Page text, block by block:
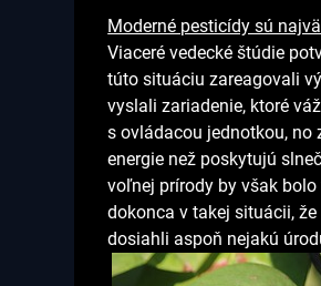
Moderné pesticídy sú
Viaceré vedecké štúdie
túto situáciu zareagovali
vyslali zariadenie, ktoré
s ovládacou jednotkou, no
energie než poskytujú
voľnej prírody by však
dokonca v takej situácii,
dosiahli aspoň nejakú